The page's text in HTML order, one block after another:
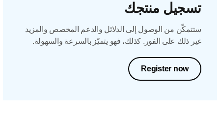
تسجيل منتجك
ستتمكّن من الوصول إلى الدلائل والدعم المخصص والمزيد
غير ذلك على الفور. كذلك، فهو يتميّز بالسرعة والسهولة.
Register now